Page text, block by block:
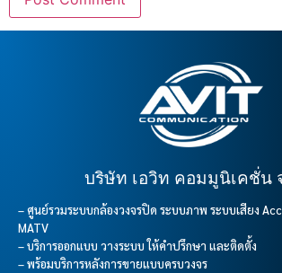
บริษัท เอวิท คอมมูนิเคชั่น
– ศูนย์รวมระบบกล้องวงจรปิด ระบบภาพ ระบบเสียง
MATV
– บริการออกแบบ วางระบบ ให้คำปรึกษา และติดตั้ง
– พร้อมบริการหลังการขายแบบครบวงจร